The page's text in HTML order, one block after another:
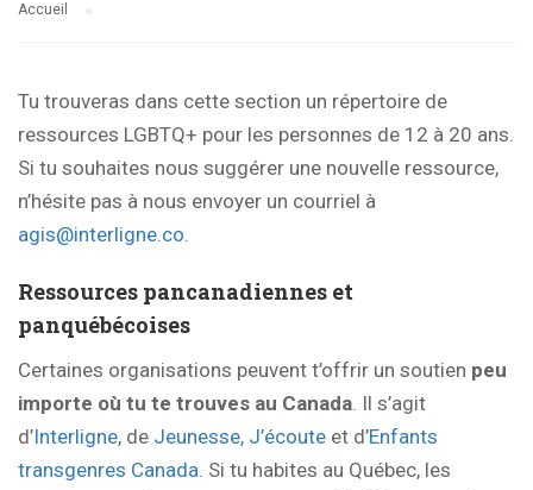
Accueil
Tu trouveras dans cette section un répertoire de
ressources LGBTQ+ pour les personnes de 12 à 20 ans.
Si tu souhaites nous suggérer une nouvelle ressource,
n’hésite pas à nous envoyer un courriel à
agis@interligne.co.
Ressources pancanadiennes et
panquébécoises
Certaines organisations peuvent t’offrir un soutien peu
importe où tu te trouves au Canada. Il s’agit
d’Interligne, de Jeunesse, J’écoute et d’Enfants
transgenres Canada. Si tu habites au Québec, les